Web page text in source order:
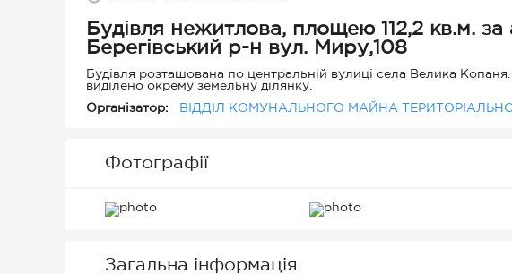
Будівля нежитлова, площею 112,2 кв.м. за адресою: с.Велика Копаня
Берегівський р-н вул. Миру,108
Будівля розташована по центральній вулиці села Велика
виділено окрему земельну ділянку.
Організатор: ВІДДІЛ КОМУНАЛЬНОГО МАЙНА
Фотографії
Загальна інформація